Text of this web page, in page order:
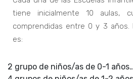
tiene inicialmente 10 aulas,
comprendidas entre 0 y 3 años.
es:
2 grupo de niños/as de 0-1